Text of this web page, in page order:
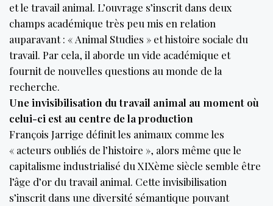
et le travail animal. L’ouvrage s’inscrit dans deux
champs académique très peu mis en relation
auparavant : « Animal Studies » et histoire sociale du
travail. Par cela, il aborde un vide académique et
fournit de nouvelles questions au monde de la
recherche.
Une invisibilisation du travail animal au moment où
celui-ci est au centre de la production
François Jarrige définit les animaux comme les
« acteurs oubliés de l’histoire », alors même que le
capitalisme industrialisé du XIXème siècle semble être
l’âge d’or du travail animal. Cette invisibilisation
s’inscrit dans une diversité sémantique pouvant